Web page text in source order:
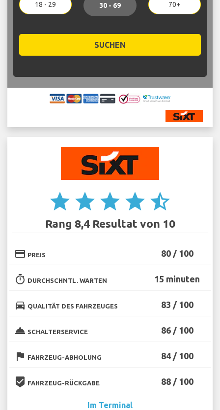
18 - 29 30 - 69 70+
SUCHEN
star star star star star_half
Rang 8,4 Resultat von 10
credit_card PREIS 80 / 100
timer DURCHSCHNTL. WARTEN 15 minuten
directions_car QUALITÄT DES FAHRZEUGES 83 / 100
room_service SCHALTERSERVICE 86 / 100
flag FAHRZEUG-ABHOLUNG 84 / 100
beenhere FAHRZEUG-RÜCKGABE 88 / 100
Im Terminal